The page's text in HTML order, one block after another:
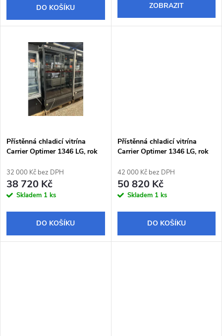
u
d
DO KOŠÍKU ZOBRAZIT
Přístěnná chladicí vitrína
Carrier Optimer 1346 LG, rok
32 000 Kč bez DPH
38 720 Kč
Skladem 1 ks
DO KOŠÍKU
Přístěnná chladicí vitrína
Carrier Optimer 1346 LG, rok
42 000 Kč bez DPH
50 820 Kč
Skladem 1 ks
DO KOŠÍKU